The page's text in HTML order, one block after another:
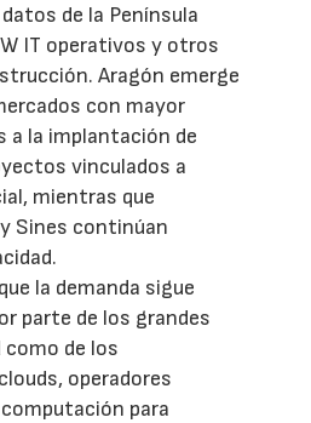
de la Península
IT operativos y otros
Aragón emerge
con mayor
a la implantación de
vinculados a
mientras que
Sines continúan
la demanda sigue
parte de los grandes
como de los
operadores
para